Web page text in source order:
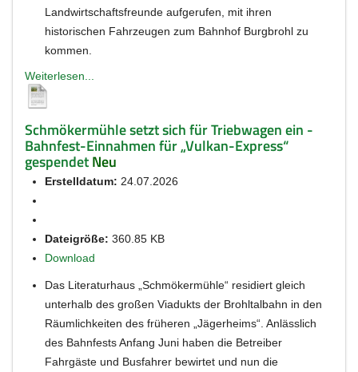
Landwirtschaftsfreunde aufgerufen, mit ihren
historischen Fahrzeugen zum Bahnhof Burgbrohl zu
kommen.
Weiterlesen...
Schmökermühle setzt sich für Triebwagen ein -
Bahnfest-Einnahmen für „Vulkan-Express“
gespendetNeu
Erstelldatum: 24.07.2026
Dateigröße: 360.85 KB
Download
Das Literaturhaus „Schmökermühle“ residiert gleich
unterhalb des großen Viadukts der Brohltalbahn in den
Räumlichkeiten des früheren „Jägerheims“. Anlässlich
des Bahnfests Anfang Juni haben die Betreiber
Fahrgäste und Busfahrer bewirtet und nun die